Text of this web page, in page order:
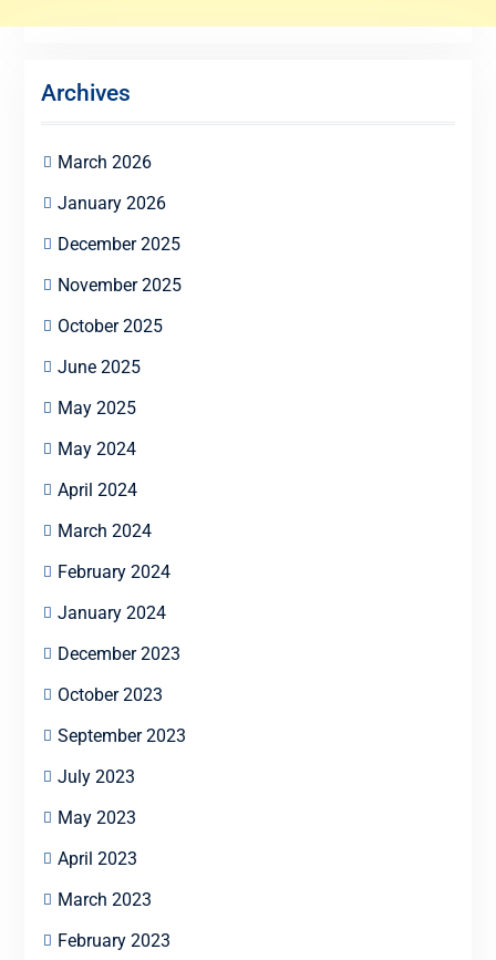
Archives
March 2026
January 2026
December 2025
November 2025
October 2025
June 2025
May 2025
May 2024
April 2024
March 2024
February 2024
January 2024
December 2023
October 2023
September 2023
July 2023
May 2023
April 2023
March 2023
February 2023